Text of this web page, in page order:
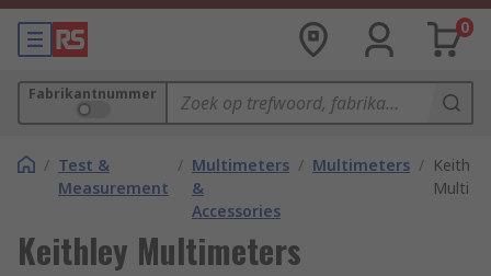
0
Fabrikantnummer
/ Test &
Measurement
/ Multimeters
&
Accessories
/ Multimeters / Keithley
Keithley Multimeters